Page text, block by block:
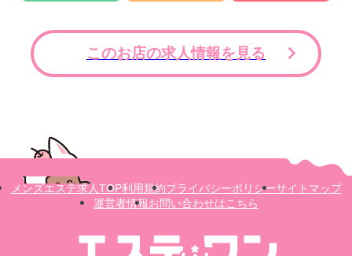
このお店の求人情報を見る
メンズエステ求人TOP利用規約プライバシーポリシーサイトマップ
運営者情報お問い合わせはこちら